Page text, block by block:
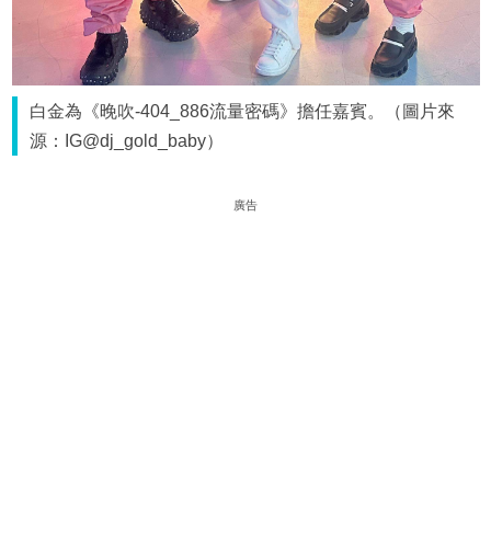
白金為《晚吹-404_886流量密碼》擔任嘉賓。（圖片來
源：IG@dj_gold_baby）
廣告